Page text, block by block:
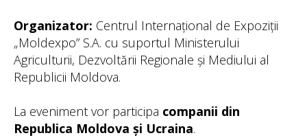
Organizator: Centrul Internațional de Expoziții
„Moldexpo” S.A. cu suportul Ministerului
Agriculturii, Dezvoltării Regionale și Mediului al
Republicii Moldova.
La eveniment vor participa companii din
Republica Moldova și Ucraina.